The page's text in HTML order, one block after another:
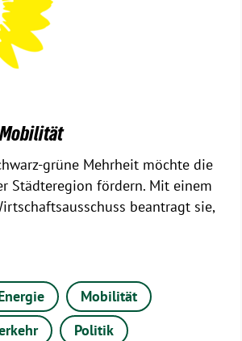
grüne Mehrheit möchte die
Städteregion fördern. Mit einem
beantragt sie,
Mobilität
Politik